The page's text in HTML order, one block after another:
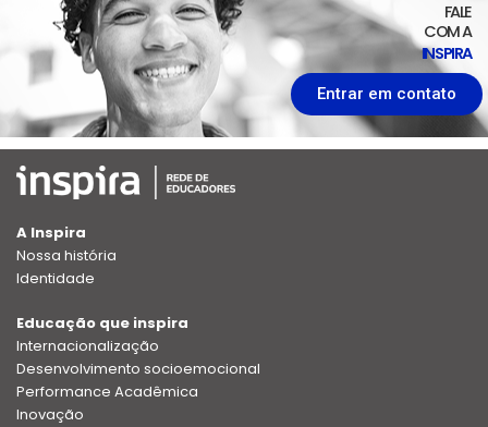
FALE
COM A
INSPIRA
Entrar em contato
A Inspira
Nossa história
Identidade
Educação que inspira
Internacionalização
Desenvolvimento socioemocional
Performance Acadêmica
Inovação